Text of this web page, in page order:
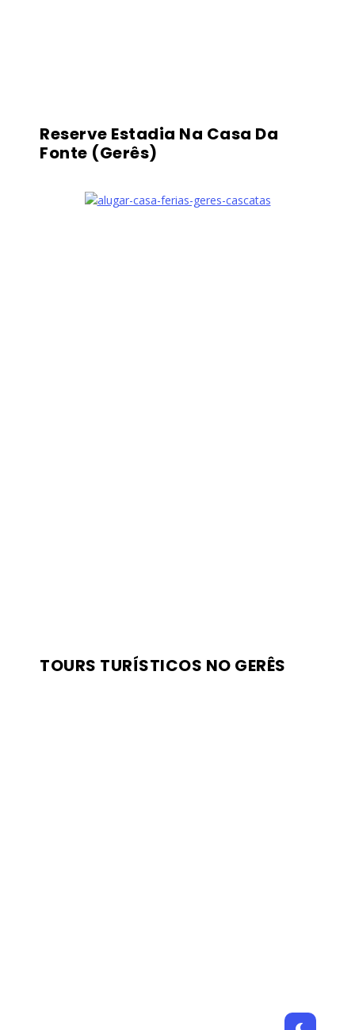
Reserve Estadia Na Casa Da
Fonte (Gerês)
TOURS TURÍSTICOS NO GERÊS